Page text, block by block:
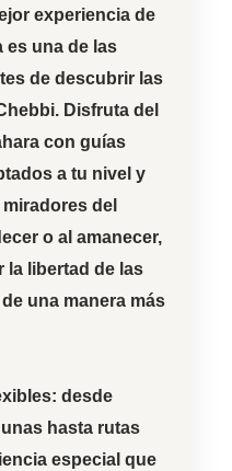
experiencia de
es una de las
de descubrir las
. Disfruta del
con guías
a tu nivel y
del
o al amanecer,
la libertad de las
una manera más
desde
hasta rutas
especial que